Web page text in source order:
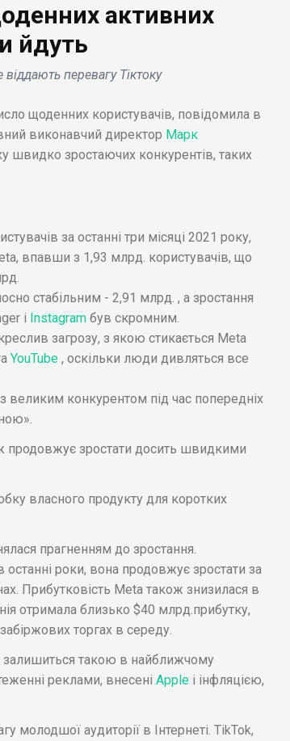
активних
йдуть
перевагу Тіктоку
щоденних користувачів, повідомила в
виконавчий директор Марк
швидко зростаючих конкурентів, таких
за останні три місяці 2021 року,
впавши з 1,93 млрд. користувачів, що
стабільним - 2,91 млрд. , а зростання
і Instagram був скромним.
загрозу, з якою стикається Meta
YouTube , оскільки люди дивляться все
конкурентом під час попередніх
продовжує зростати досить швидкими
власного продукту для коротких
прагненням до зростання.
останні роки, вона продовжує зростати за
Прибутковість Meta також знизилася в
отримала близько $40 млрд.прибутку,
торгах в середу.
такою в найближчому
реклами, внесені Apple і інфляцією,
молодшої аудиторії в Інтернеті. TikTok,
в
мають
.
БІЗНЕС НОВИНИ
США, став володарем
Кубка конструкторів